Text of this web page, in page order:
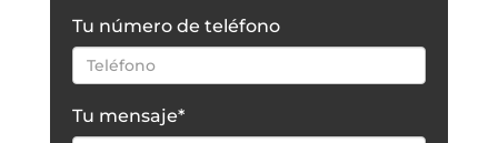
Tu número de teléfono
Tu mensaje*